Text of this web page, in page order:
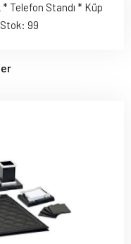
Telefon Standı * Küp
99